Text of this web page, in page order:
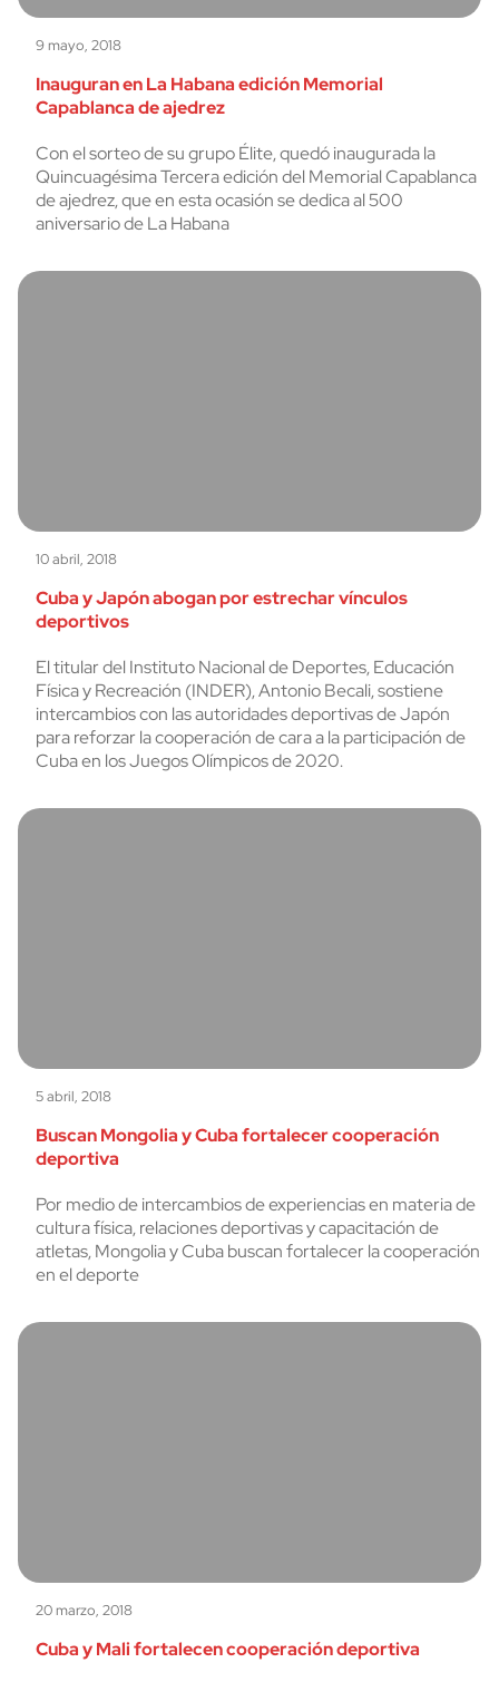
9 mayo, 2018
Inauguran en La Habana edición Memorial
Capablanca de ajedrez
Con el sorteo de su grupo Élite, quedó inaugurada la
Quincuagésima Tercera edición del Memorial Capablanca
de ajedrez, que en esta ocasión se dedica al 500
aniversario de La Habana
10 abril, 2018
Cuba y Japón abogan por estrechar vínculos
deportivos
El titular del Instituto Nacional de Deportes, Educación
Física y Recreación (INDER), Antonio Becali, sostiene
intercambios con las autoridades deportivas de Japón
para reforzar la cooperación de cara a la participación de
Cuba en los Juegos Olímpicos de 2020.
5 abril, 2018
Buscan Mongolia y Cuba fortalecer cooperación
deportiva
Por medio de intercambios de experiencias en materia de
cultura física, relaciones deportivas y capacitación de
atletas, Mongolia y Cuba buscan fortalecer la cooperación
en el deporte
20 marzo, 2018
Cuba y Mali fortalecen cooperación deportiva